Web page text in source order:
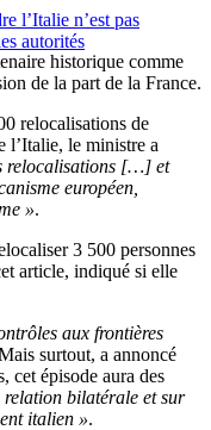
l’Italie n’est pas
autorités
historique comme
de la part de la France.
relocalisations de
l’Italie, le ministre a
relocalisations […] et
européen,
».
3 500 personnes
article, indiqué si elle
aux frontières
surtout, a annoncé
cet épisode aura des
relation bilatérale et sur
italien ».